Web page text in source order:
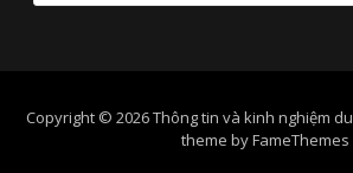
Copyright © 2026 Thông tin và kinh nghiệm
theme byFameThemes